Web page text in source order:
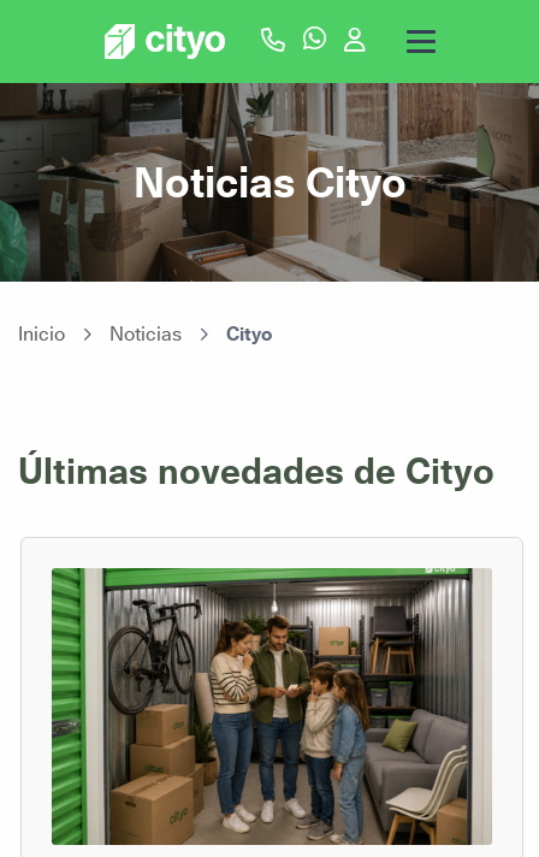
Noticias Cityo
Inicio Noticias Cityo
Últimas novedades de Cityo